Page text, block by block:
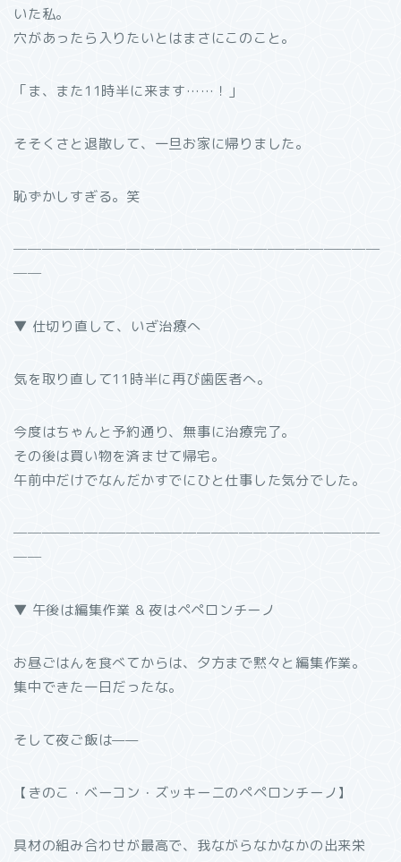
いた私。
穴があったら入りたいとはまさにこのこと。
「ま、また11時半に来ます……！」
そそくさと退散して、一旦お家に帰りました。
恥ずかしすぎる。笑
──────────────────────────
──
▼ 仕切り直して、いざ治療へ
気を取り直して11時半に再び歯医者へ。
今度はちゃんと予約通り、無事に治療完了。
その後は買い物を済ませて帰宅。
午前中だけでなんだかすでにひと仕事した気分でした。
──────────────────────────
──
▼ 午後は編集作業 & 夜はペペロンチーノ
お昼ごはんを食べてからは、夕方まで黙々と編集作業。
集中できた一日だったな。
そして夜ご飯は——
【きのこ・ベーコン・ズッキーニのペペロンチーノ】
具材の組み合わせが最高で、我ながらなかなかの出来栄